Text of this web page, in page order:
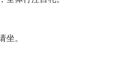
坐。